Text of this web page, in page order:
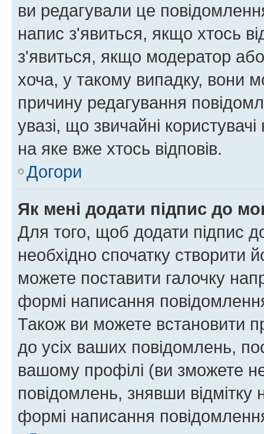
ви редагували це
напис з'явиться, якщо хтось
з'явиться, якщо модератор
хоча, у такому випадку, вони
причину редагування
увазі, що звичайні
на яке вже хтось відповів.
Догори
Як мені додати підпис до
Для того, щоб додати підпис
необхідно спочатку створити
можете поставити галочку
формі написання
Також ви можете встановити
до усіх ваших повідомлень,
вашому профілі (ви зможете
повідомлень, знявши відмітку
формі написання